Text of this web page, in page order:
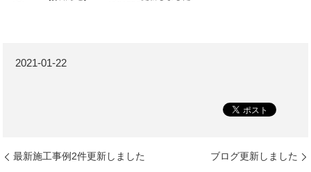
2021-01-22
最新施工事例2件更新しました ブログ更新しました